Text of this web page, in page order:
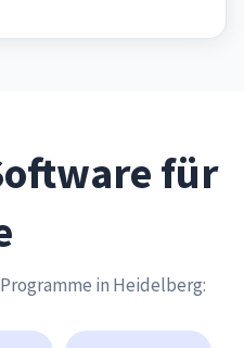
für
in Heidelberg: